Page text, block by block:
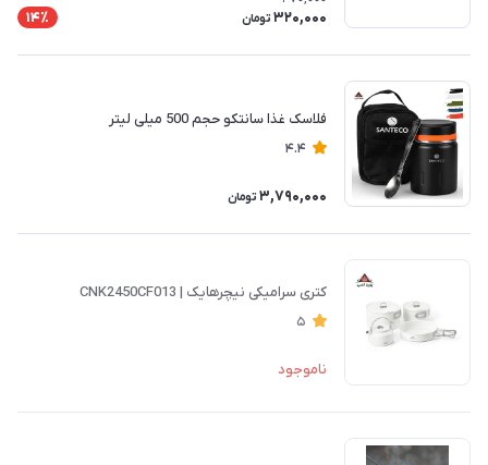
320,000 تومان 14٪
فلاسک غذا سانتکو حجم 500 میلی لیتر
4.4
3,790,000 تومان
کتری سرامیکی نیچرهایک | CNK2450CF013
5
ناموجود